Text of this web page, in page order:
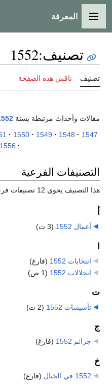
القائمة الرئيسية
المعرفة
تصنيف:
1552
تصنيف ناقش هذه الصفحة
مقالات وأحداث مرتبطة بسنة
1547
1548
1549
1550
1556
التصنيفات الفرعية
هذا التصنيف يحوي 12 تصنيفات فرعية، من إجمالي 12.
أعمال 1552 (3 ت)
انتخابات 1552
(فارغ)
انحلالات 1552
(1 ص)
ت
تأسيسات 1552 (2 ت)
ج
جرائم 1552 (فارغ)
خ
1552 في الخيال (فارغ)